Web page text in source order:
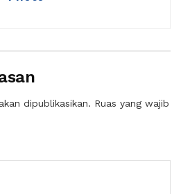
dipublikasikan. Ruas yang wajib